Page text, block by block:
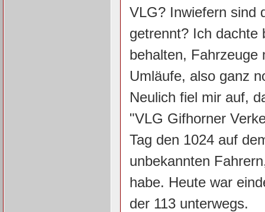
VLG? Inwiefern sind
getrennt? Ich dachte
behalten, Fahrzeuge
Umläufe, also ganz
Neulich fiel mir auf,
"VLG Gifhorner
Tag den 1024 auf
unbekannten
habe. Heute war
der 113 unterwegs.